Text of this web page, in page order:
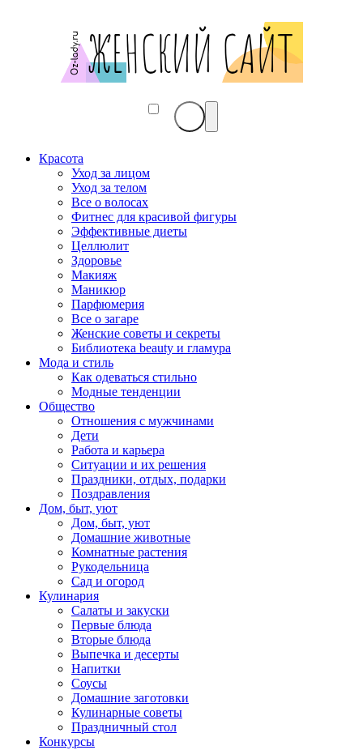
Красота
Уход за лицом
Уход за телом
Все о волосах
Фитнес для красивой фигуры
Эффективные диеты
Целлюлит
Здоровье
Макияж
Маникюр
Парфюмерия
Все о загаре
Женские советы и секреты
Библиотека beauty и гламура
Мода и стиль
Как одеваться стильно
Модные тенденции
Общество
Отношения с мужчинами
Дети
Работа и карьера
Ситуации и их решения
Праздники, отдых, подарки
Поздравления
Дом, быт, уют
Дом, быт, уют
Домашние животные
Комнатные растения
Рукодельница
Сад и огород
Кулинария
Салаты и закуски
Первые блюда
Вторые блюда
Выпечка и десерты
Напитки
Соусы
Домашние заготовки
Кулинарные советы
Праздничный стол
Конкурсы